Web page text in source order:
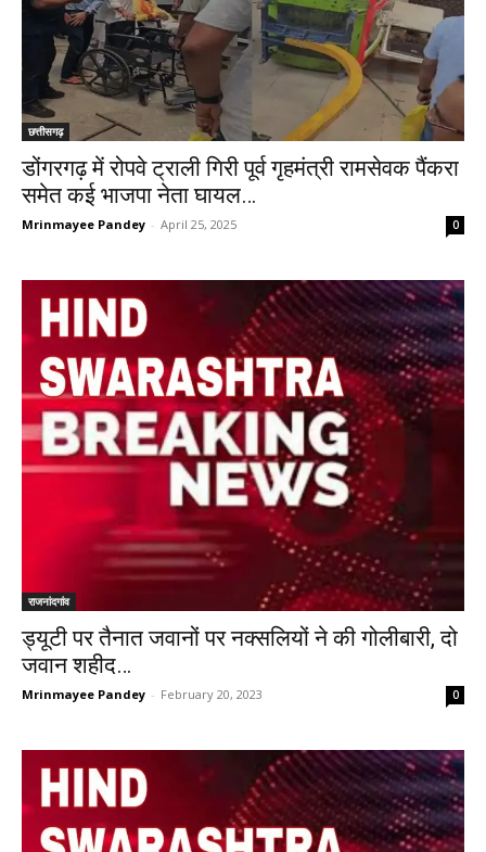
छत्तीसगढ़
डोंगरगढ़ में रोपवे ट्राली गिरी पूर्व गृहमंत्री रामसेवक पैंकरा
समेत कई भाजपा नेता घायल…
Mrinmayee Pandey - April 25, 2025 0
राजनांदगांव
ड्यूटी पर तैनात जवानों पर नक्सलियों ने की गोलीबारी, दो
जवान शहीद…
Mrinmayee Pandey - February 20, 2023 0